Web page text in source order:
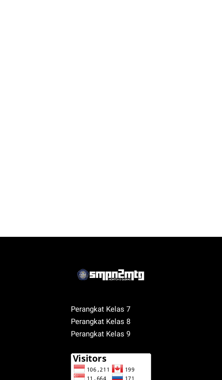
Perangkat Kelas 7
Perangkat Kelas 8
Perangkat Kelas 9